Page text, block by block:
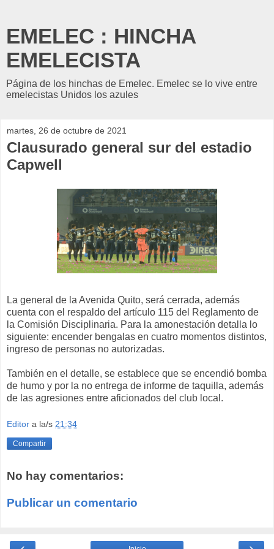
EMELEC : HINCHA
EMELECISTA
Página de los hinchas de Emelec. Emelec se lo vive entre
emelecistas Unidos los azules
martes, 26 de octubre de 2021
Clausurado general sur del estadio
Capwell
La general de la Avenida Quito, será cerrada, además
cuenta con el respaldo del artículo 115 del Reglamento de
la Comisión Disciplinaria. Para la amonestación detalla lo
siguiente: encender bengalas en cuatro momentos distintos,
ingreso de personas no autorizadas.
También en el detalle, se establece que se encendió bomba
de humo y por la no entrega de informe de taquilla, además
de las agresiones entre aficionados del club local.
Editor a la/s 21:34
Compartir
No hay comentarios:
Publicar un comentario